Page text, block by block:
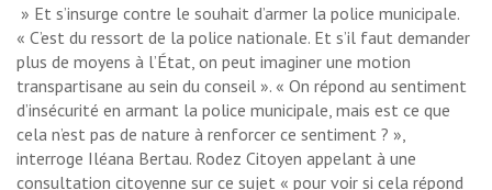
» Et s’insurge contre le souhait d’armer la police municipale.
« C’est du ressort de la police nationale. Et s’il faut demander
plus de moyens à l’État, on peut imaginer une motion
transpartisane au sein du conseil ». « On répond au sentiment
d’insécurité en armant la police municipale, mais est ce que
cela n’est pas de nature à renforcer ce sentiment ? »,
interroge Iléana Bertau. Rodez Citoyen appelant à une
consultation citoyenne sur ce sujet « pour voir si cela répond